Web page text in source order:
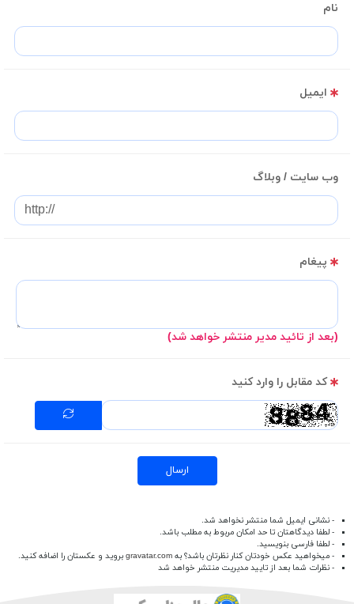
نام
ایمیل
وب سایت / وبلاگ
پیغام
(بعد از تائید مدیر منتشر خواهد شد)
کد مقابل را وارد کنید
ارسال
- نشانی ایمیل شما منتشر نخواهد شد.
- لطفا دیدگاهتان تا حد امکان مربوط به مطلب باشد.
- لطفا فارسی بنویسید.
- میخواهید عکس خودتان کنار نظرتان باشد؟ به gravatar.com بروید و عکستان را اضافه کنید.
- نظرات شما بعد از تایید مدیریت منتشر خواهد شد